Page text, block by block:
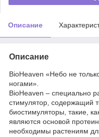
Описание
Описание
BioHeaven «Небо не
ногами».
BioHeaven – специально
стимулятор, содержащий
биостимуляторы, такие,
являются основой
необходимы растениям